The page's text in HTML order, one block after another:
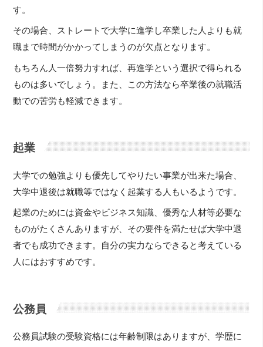
す。
その場合、ストレートで大学に進学し卒業した人よりも就
職まで時間がかかってしまうのが欠点となります。
もちろん人一倍努力すれば、再進学という選択で得られる
ものは多いでしょう。また、この方法なら卒業後の就職活
動での苦労も軽減できます。
起業
大学での勉強よりも優先してやりたい事業が出来た場合、
大学中退後は就職等ではなく起業する人もいるようです。
起業のためには資金やビジネス知識、優秀な人材等必要な
ものがたくさんありますが、その要件を満たせば大学中退
者でも成功できます。自分の実力ならできると考えている
人にはおすすめです。
公務員
公務員試験の受験資格には年齢制限はありますが、学歴に